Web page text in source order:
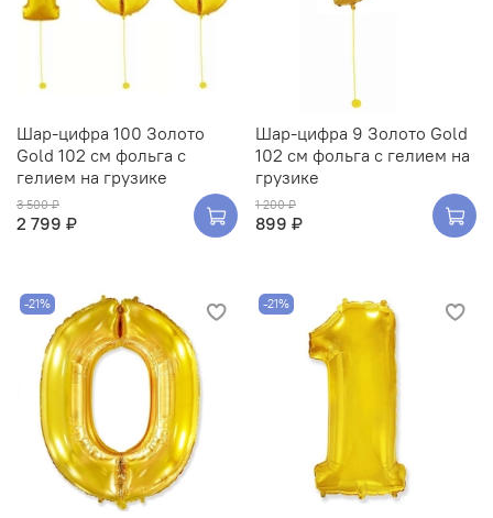
Шар-цифра 100 Золото
Gold 102 см фольга с
гелием на грузике
3 500 ₽
2 799 ₽
Шар-цифра 9 Золото Gold
102 см фольга с гелием на
грузике
1 200 ₽
899 ₽
-21% -21%